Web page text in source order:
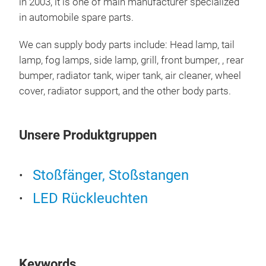
in automobile spare parts.
We can supply body parts include: Head lamp, tail
lamp, fog lamps, side lamp, grill, front bumper, , rear
bumper, radiator tank, wiper tank, air cleaner, wheel
cover, radiator support, and the other body parts.
Unsere Produktgruppen
Stoßfänger, Stoßstangen
LED Rückleuchten